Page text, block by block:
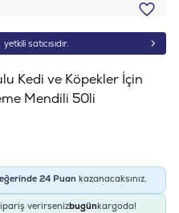
yetkili satıcısıdır.
Kedi ve Köpekler İçin
Mendili 50li
24 Puan kazanacaksınız.
verirsenizbugünkargoda!